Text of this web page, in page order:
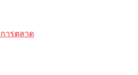
การตลาด